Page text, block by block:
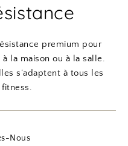
premium pour
la maison ou à la salle.
s’adaptent à tous les
Nous